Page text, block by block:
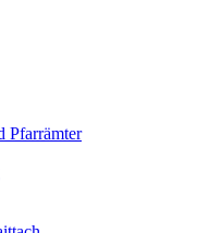
Pfarrämter